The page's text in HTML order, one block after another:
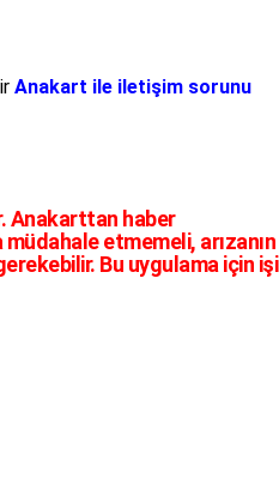
Anakart ile iletişim sorunu
Anakarttan haber
etmemeli, arızanın
Bu uygulama için işi